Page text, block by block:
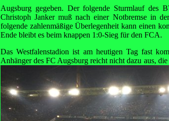
Augsburg gegeben. Der folgende Sturmlauf
Christoph Janker muß nach einer Notbremse in
folgende zahlenmäßige Überlegenheit kann einen
Ende bleibt es beim knappen 1:0-Sieg für den FCA.
Das Westfalenstadion ist am heutigen Tag fast
Anhänger des FC Augsburg reicht nicht dazu aus,